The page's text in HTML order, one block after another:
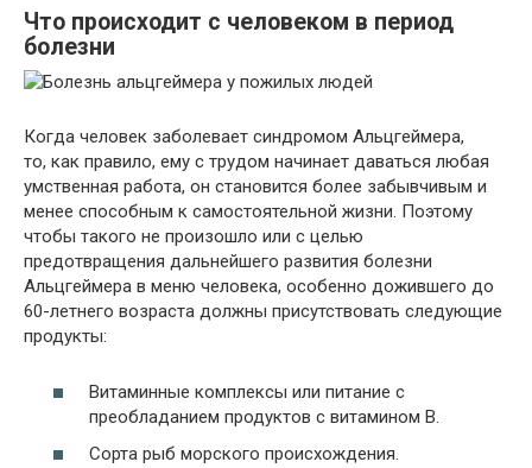
Что происходит с человеком в период
болезни
Когда человек заболевает синдромом Альцгеймера,
то, как правило, ему с трудом начинает даваться любая
умственная работа, он становится более забывчивым и
менее способным к самостоятельной жизни. Поэтому
чтобы такого не произошло или с целью
предотвращения дальнейшего развития болезни
Альцгеймера в меню человека, особенно дожившего до
60-летнего возраста должны присутствовать следующие
продукты:
Витаминные комплексы или питание с
преобладанием продуктов с витамином В.
Сорта рыб морского происхождения.